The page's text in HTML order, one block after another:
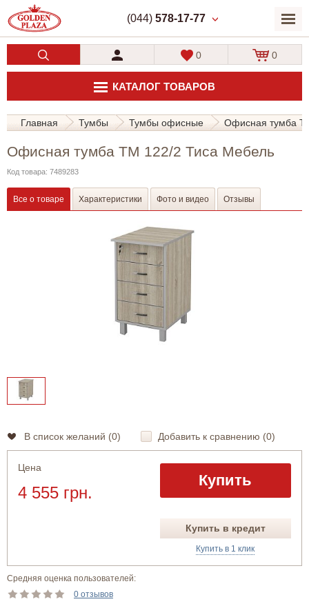
(044) 578-17-77
КАТАЛОГ ТОВАРОВ
0 0
Главная Тумбы Тумбы офисные Офисная тумба
Офисная тумба ТМ 122/2 Тиса Мебель
Код товара: 7489283
Все о товаре Характеристики Фото и видео Отзывы
В список желаний (0) Добавить к сравнению (0)
Цена
4 555 грн.
Купить
Купить в кредит
Купить в 1 клик
Средняя оценка пользователей:
0 отзывов